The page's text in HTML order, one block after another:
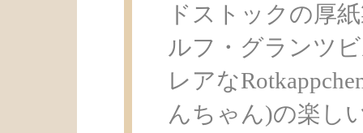
ドストックの厚
ルフ・グランツ
レアな
んちゃん)の楽し